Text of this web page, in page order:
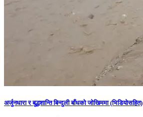
अर्जुनधारा र बुद्धशान्ति बिन्दुली बाँधको जोखिममा (भिडियाेसहित)